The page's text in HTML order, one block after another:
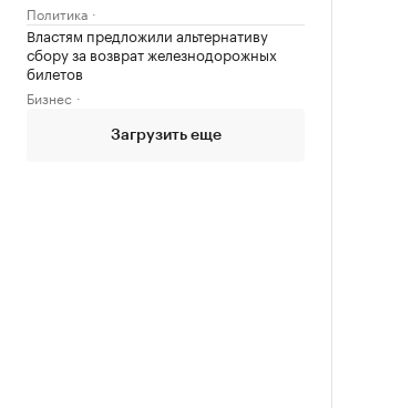
Политика
Властям предложили альтернативу
сбору за возврат железнодорожных
билетов
Бизнес
Загрузить еще